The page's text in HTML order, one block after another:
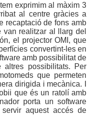
exprimim al màxim 3
al centre gràcies a
recaptació de fons amb
realitzar al llarg del
el projector OMI, que
convertint-les en
amb possibilitat de
altres possibilitats. Per
que permeten
dirigida i mecànica. I
que és un ratolí amb
porta un software
aquest accés de